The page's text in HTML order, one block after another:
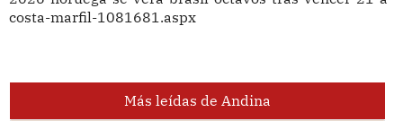
costa-marfil-1081681.aspx
Más leídas de Andina